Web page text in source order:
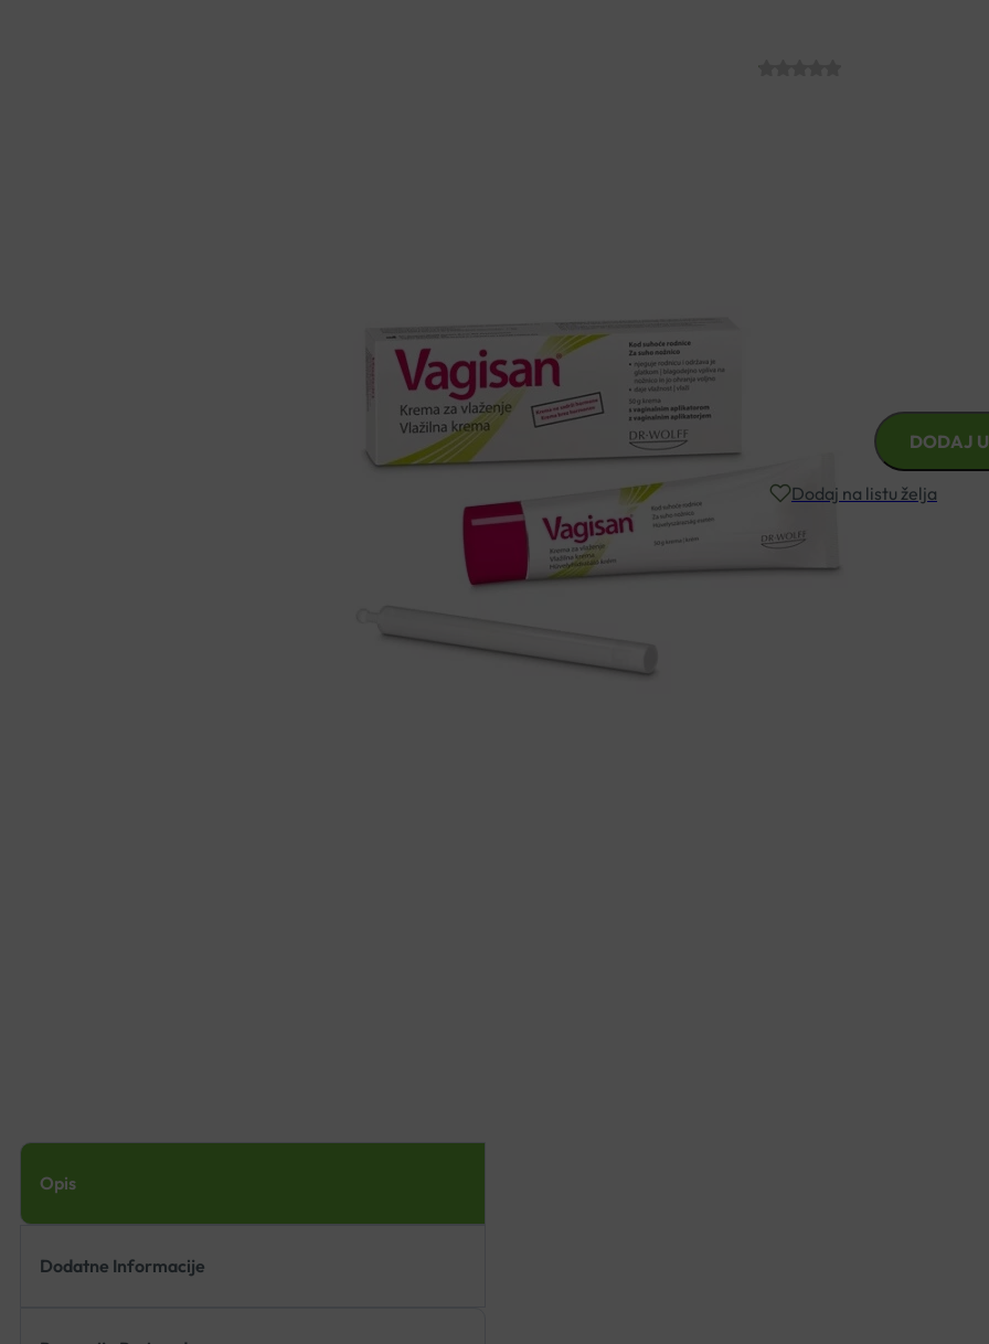
Za ublažavanje simptoma
dvostrukim učinkom može
ZA
DODAJ
Dodaj na listu želja
Opis
Dodatne Informacije